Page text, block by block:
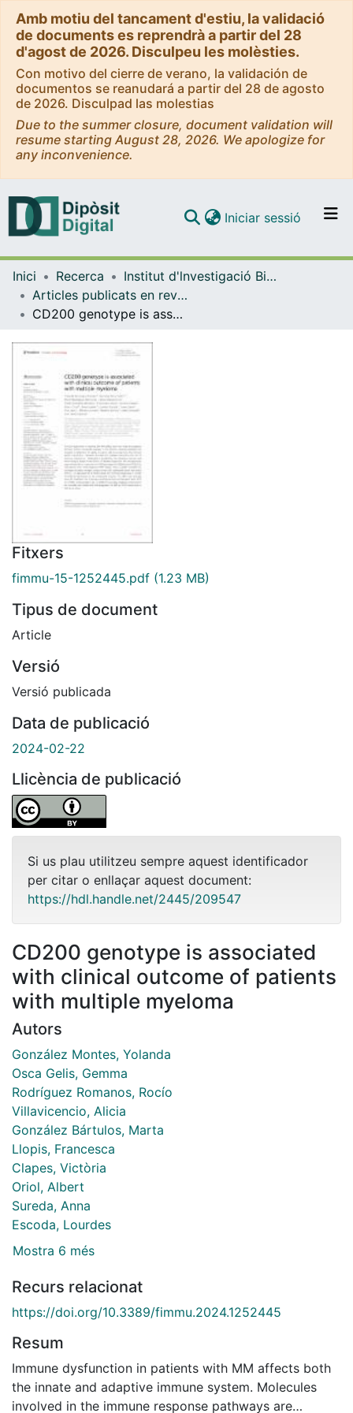
Amb motiu del tancament d'estiu, la validació
de documents es reprendrà a partir del 28
d'agost de 2026. Disculpeu les molèsties.
Con motivo del cierre de verano, la validación de
documentos se reanudará a partir del 28 de agosto
de 2026. Disculpad las molestias
Due to the summer closure, document validation will
resume starting August 28, 2026. We apologize for
any inconvenience.
Navega per tot el DD
Iniciar sessió (current)
Inici Recerca
Institut d'lnvestigació Biomèdica de Bellvitge (IDIBELL)
Articles publicats en revistes (Institut d'lnvestigació Biomèdica de Bellvitge (IDIBELL))
CD200 genotype is associated with clinical outcome of patients with multiple myeloma
Fitxers
fimmu-15-1252445.pdf (1.23 MB)
Tipus de document
Article
Versió
Versió publicada
Data de publicació
2024-02-22
Llicència de publicació
Si us plau utilitzeu sempre aquest identificador
per citar o enllaçar aquest document:
https://hdl.handle.net/2445/209547
CD200 genotype is associated
with clinical outcome of patients
with multiple myeloma
Autors
González Montes, Yolanda
Osca Gelis, Gemma
Rodríguez Romanos, Rocío
Villavicencio, Alicia
González Bártulos, Marta
Llopis, Francesca
Clapes, Victòria
Oriol, Albert
Sureda, Anna
Escoda, Lourdes
Mostra 6 més
Recurs relacionat
https://doi.org/10.3389/fimmu.2024.1252445
Resum
Immune dysfunction in patients with MM affects both
the innate and adaptive immune system. Molecules
involved in the immune response pathways are